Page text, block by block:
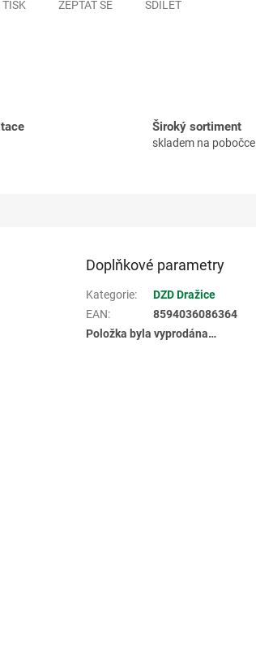
TISK ZEPTAT SE SDÍLET
Široký sortiment
skladem na pobočce
Doplňkové parametry
Kategorie:
DZD Dražice
EAN:
8594036086364
Položka byla vyprodána…